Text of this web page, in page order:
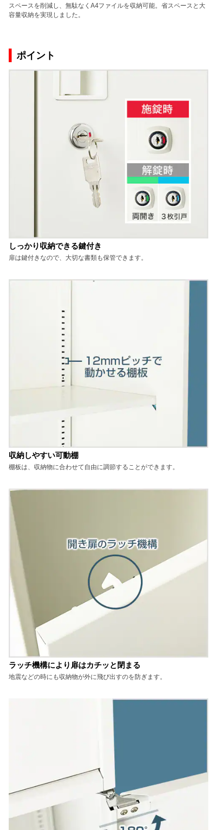
スペースを削減し、無駄なくA4ファイルを収納可能。省スペースと大
容量収納を実現しました。
ポイント
しっかり収納できる鍵付き
扉は鍵付きなので、大切な書類も保管できます。
収納しやすい可動棚
棚板は、収納物に合わせて自由に調節することができます。
ラッチ機構により扉はカチッと閉まる
地震などの時にも収納物が外に飛び出すのを防ぎます。